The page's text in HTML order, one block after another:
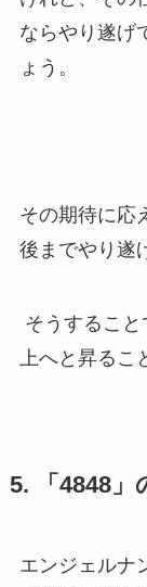
ならやり遂げ
ょう。
その期待に応
後までやり遂
そうするこ
上へと昇るこ
5. 「4848」
エンジェルナ